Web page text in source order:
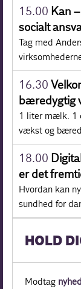
15.00 Kan
socialt
Tag med
16.30
bæredygtig
1 liter mælk. 1
vækst og
18.00
er det
Hvordan kan
sundhed for
HOLD
Modtag